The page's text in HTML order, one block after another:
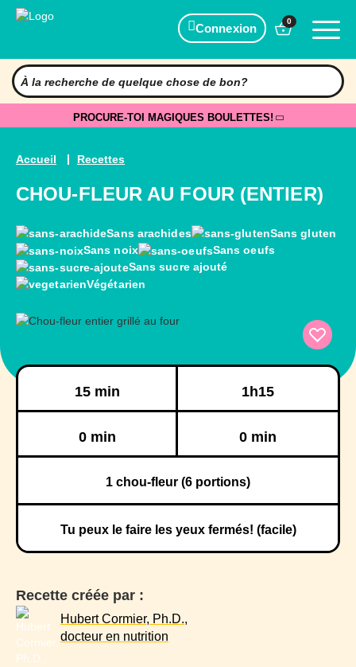
Connexion
0
PROCURE-TOI MAGIQUES BOULETTES!
Accueil Recettes
CHOU-FLEUR AU FOUR (ENTIER)
Sans arachides
Sans gluten
Sans noix
Sans oeufs
Sans sucre ajouté
Végétarien
15 min 1h15
0 min 0 min
1 chou-fleur (6 portions)
Tu peux le faire les yeux fermés! (facile)
Recette créée par :
Hubert Cormier, Ph.D.,
docteur en nutrition